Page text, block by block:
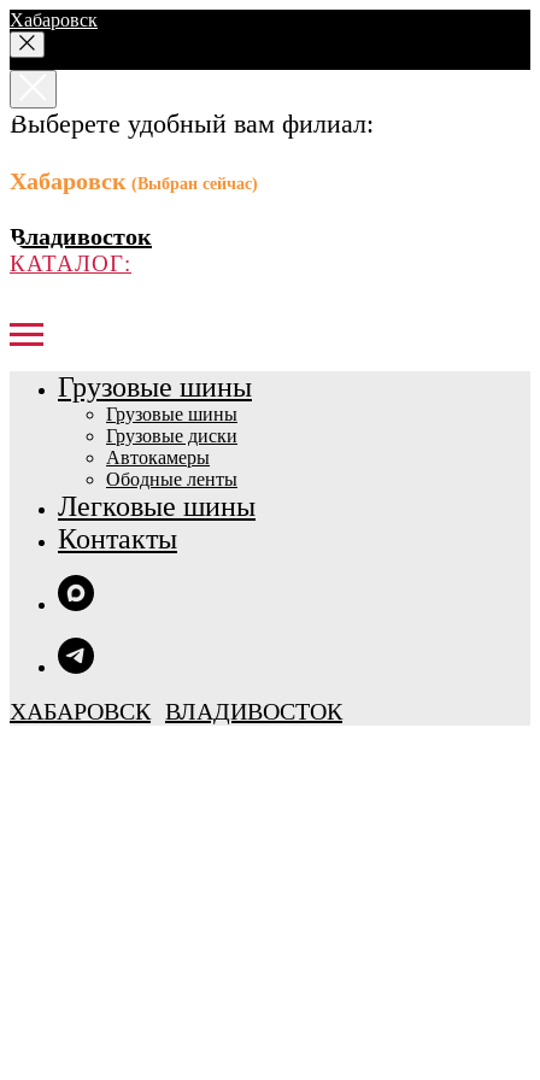
Хабаровск
Выберете удобный вам филиал:
Хабаровск (Выбран сейчас)
Владивосток
КАТАЛОГ:
Грузовые шины
Грузовые шины
Грузовые диски
Автокамеры
Ободные ленты
Легковые шины
Контакты
ХАБАРОВСК ВЛАДИВОСТОК